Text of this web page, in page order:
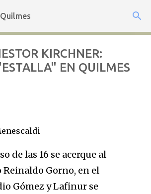
Ir al contenido principal
KIRCHNER:
EN QUILMES
de las 16 se acerque al
Gorno, en el
Gómez y Lafinur se